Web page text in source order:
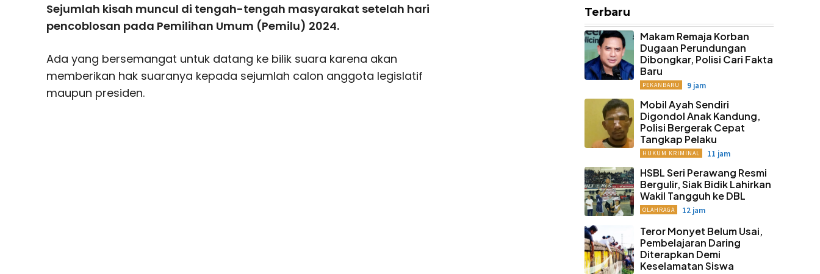
Sejumlah kisah muncul di tengah-tengah masyarakat setelah hari
pencoblosan pada Pemilihan Umum (Pemilu) 2024.
Ada yang bersemangat untuk datang ke bilik suara karena akan
memberikan hak suaranya kepada sejumlah calon anggota legislatif
maupun presiden.
Terbaru
Makam Remaja Korban
Dugaan Perundungan
Dibongkar, Polisi Cari Fakta
Baru
PEKANBARU 9 jam
Mobil Ayah Sendiri
Digondol Anak Kandung,
Polisi Bergerak Cepat
Tangkap Pelaku
HUKUM KRIMINAL 11 jam
HSBL Seri Perawang Resmi
Bergulir, Siak Bidik Lahirkan
Wakil Tangguh ke DBL
OLAHRAGA 12 jam
Teror Monyet Belum Usai,
Pembelajaran Daring
Diterapkan Demi
Keselamatan Siswa